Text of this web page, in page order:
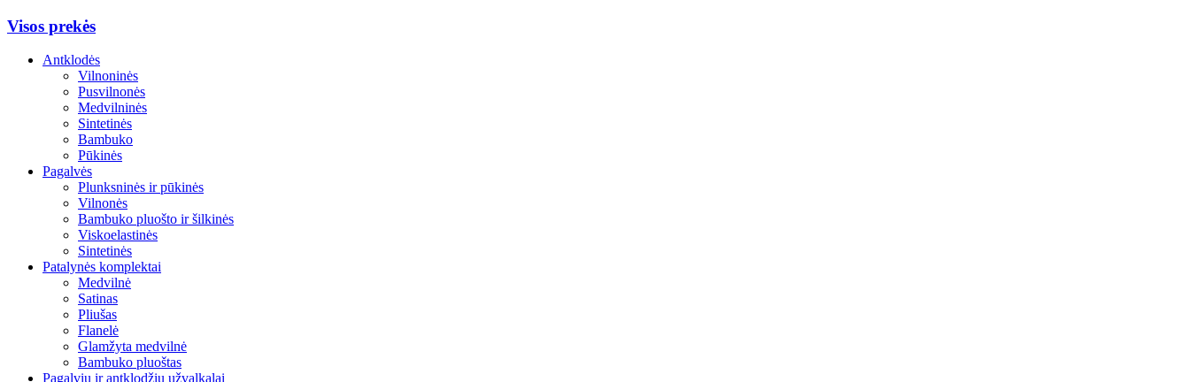
Visos prekės
Antklodės
Vilnoninės
Pusvilnonės
Medvilninės
Sintetinės
Bambuko
Pūkinės
Pagalvės
Plunksninės ir pūkinės
Vilnonės
Bambuko pluošto ir šilkinės
Viskoelastinės
Sintetinės
Patalynės komplektai
Medvilnė
Satinas
Pliušas
Flanelė
Glamžyta medvilnė
Bambuko pluoštas
Pagalvių ir antklodžių užvalkalai